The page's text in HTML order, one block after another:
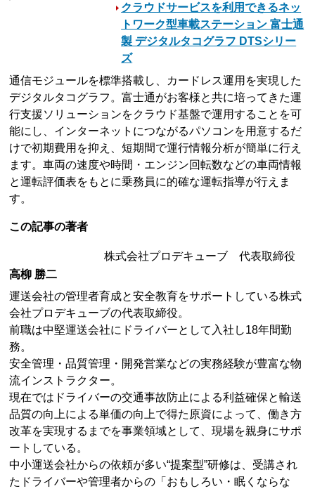
クラウドサービスを利用できるネッ
トワーク型車載ステーション 富士通
製 デジタルタコグラフ DTSシリー
ズ
通信モジュールを標準搭載し、カードレス運用を実現した
デジタルタコグラフ。富士通がお客様と共に培ってきた運
行支援ソリューションをクラウド基盤で運用することを可
能にし、インターネットにつながるパソコンを用意するだ
けで初期費用を抑え、短期間で運行情報分析が簡単に行え
ます。車両の速度や時間・エンジン回転数などの車両情報
と運転評価表をもとに乗務員に的確な運転指導が行えま
す。
この記事の著者
株式会社プロデキューブ 代表取締役
高柳 勝二
運送会社の管理者育成と安全教育をサポートしている株式
会社プロデキューブの代表取締役。
前職は中堅運送会社にドライバーとして入社し18年間勤
務。
安全管理・品質管理・開発営業などの実務経験が豊富な物
流インストラクター。
現在ではドライバーの交通事故防止による利益確保と輸送
品質の向上による単価の向上で得た原資によって、働き方
改革を実現するまでを事業領域として、現場を親身にサポ
ートしている。
中小運送会社からの依頼が多い“提案型”研修は、受講され
たドライバーや管理者からの「おもしろい・眠くならな